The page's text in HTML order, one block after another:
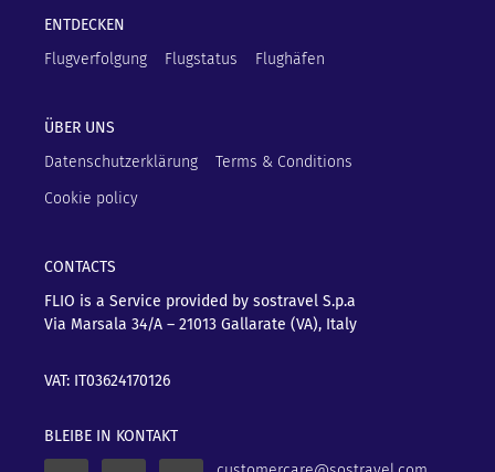
ENTDECKEN
Flugverfolgung
Flugstatus Flughäfen
ÜBER UNS
Datenschutzerklärung
Terms & Conditions
Cookie policy
CONTACTS
FLIO is a Service provided by sostravel S.p.a
Via Marsala 34/A – 21013 Gallarate (VA), Italy
VAT: IT03624170126
BLEIBE IN KONTAKT